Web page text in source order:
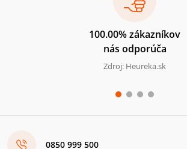
100.00% zákazníkov
nás odporúča
Zdroj: Heureka.sk
0850 999 500